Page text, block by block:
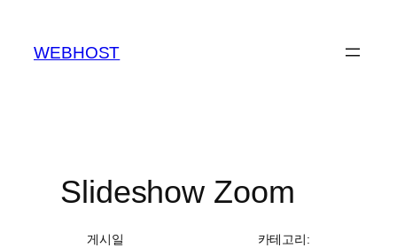
WEBHOST
Slideshow Zoom
게시일
카테고리: